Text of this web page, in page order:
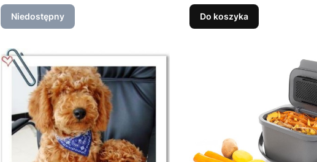
Niedostępny Do koszyka